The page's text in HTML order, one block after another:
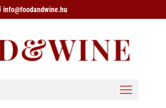
info@foodandwine.hu